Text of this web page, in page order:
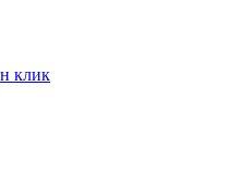
клик